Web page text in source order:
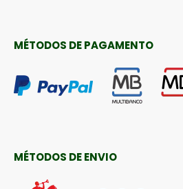
MÉTODOS DE PAGAMENTO
MÉTODOS DE ENVIO